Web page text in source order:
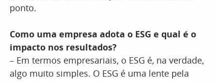
ponto.
Como uma empresa adota o ESG e qual é o
impacto nos resultados?
– Em termos empresariais, o ESG é, na verdade,
algo muito simples. O ESG é uma lente pela